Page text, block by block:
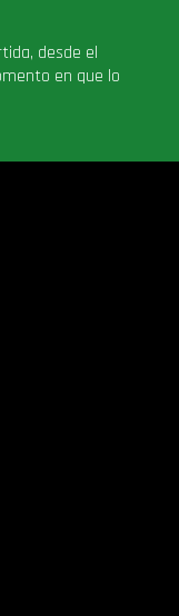
desde el
en que lo